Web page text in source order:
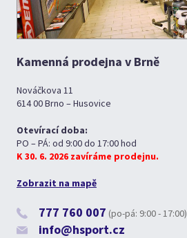
Kamenná prodejna v Brně
Nováčkova 11
614 00 Brno – Husovice
Otevírací doba:
PO – PÁ: od 9:00 do 17:00 hod
K 30. 6. 2026 zavíráme prodejnu.
Zobrazit na mapě
777 760 007 (po-pá: 9:00 - 17:00)
info@hsport.cz